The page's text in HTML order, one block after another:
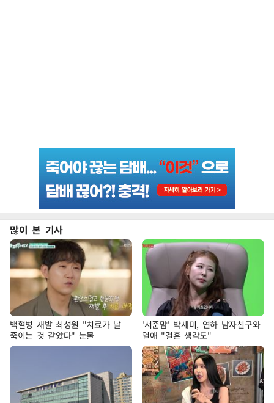
많이 본 기사
백혈병 재발 최성원 "치료가 날
죽이는 것 같았다" 눈물
'서준맘' 박세미, 연하 남자친구와
열애 "결혼 생각도"